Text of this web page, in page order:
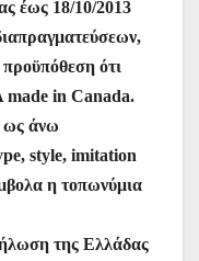
έως 18/10/2013
ότι
made in Canada.
ως άνω
style, imitation
η τοπωνύμια
της Ελλάδας